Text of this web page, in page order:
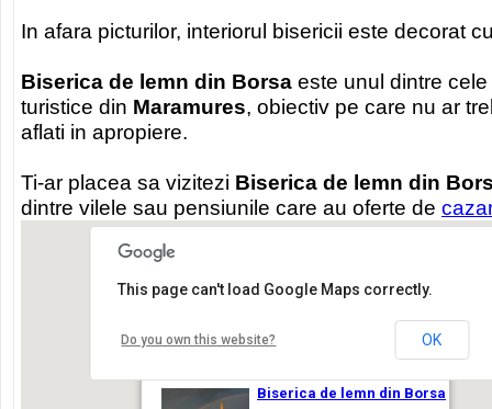
In afara picturilor, interiorul bisericii este decorat
Biserica de lemn din Borsa este unul dintre
turistice din Maramures, obiectiv pe care nu ar
aflati in apropiere.
Ti-ar placea sa vizitezi Biserica de lemn din
dintre vilele sau pensiunile care au oferte de